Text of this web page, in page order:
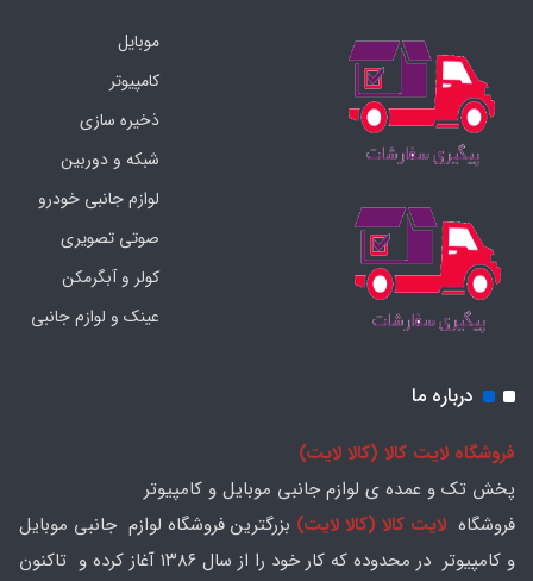
موبایل
کامپیوتر
ذخیره سازی
شبکه و دوربین
لوازم جانبی خودرو
صوتی تصویری
کولر و آبگرمکن
عینک و لوازم جانبی
درباره ما
فروشگاه لایت کالا (کالا لایت)
پخش تک و عمده ی لوازم جانبی موبایل و کامپیوتر
فروشگاه لایت کالا (کالا لایت) بزرگترین فروشگاه لوازم جانبی موبایل
و کامپیوتر در محدوده که کار خود را از سال ۱۳۸۶ آغاز کرده و تاکنون